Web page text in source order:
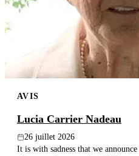
AVIS
Lucia Carrier Nadeau
26 juillet 2026
It is with sadness that we